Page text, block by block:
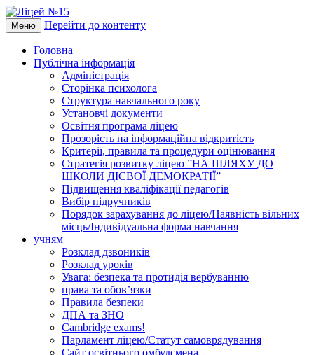
Меню Перейти до контенту
Головна
Публічна інформація
Адміністрація
Сторінка психолога
Структура навчального року
Установчі документи
Освітня програма ліцею
Прозорість на інформаційна відкритість
Критерії, правила та процедури оцінювання
Стратегія розвитку ліцею ”НА ШЛЯХУ ДО
ШКОЛИ ДІЄВОЇ ДЕМОКРАТІЇ”
Підвищення кваліфікації педагогів
Вибір підручників
Порядок зарахування до ліцею/Наявність вільних
місць/Індивідуальна форма навчання
учням
Розклад дзвоників
Розклад уроків
Увага: безпека та протидія вербуванню
права та обов’язки
Правила безпеки
ДПА та ЗНО
Cambridge exams!
Парламент ліцею/Статут самоврядування
Сайт освітнього омбудсмена